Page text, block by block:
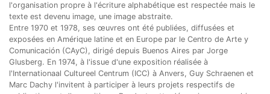
l'organisation propre à l'écriture alphabétique est respectée mais le
texte est devenu image, une image abstraite.
Entre 1970 et 1978, ses œuvres ont été publiées, diffusées et
exposées en Amérique latine et en Europe par le Centro de Arte y
Comunicación (CAyC), dirigé depuis Buenos Aires par Jorge
Glusberg. En 1974, à l'issue d'une exposition réalisée à
l'Internationaal Cultureel Centrum (ICC) à Anvers, Guy Schraenen et
Marc Dachy l'invitent à participer à leurs projets respectifs de